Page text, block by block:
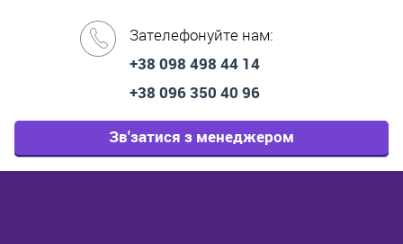
Зателефонуйте нам:
+38 098 498 44 14
+38 096 350 40 96
Зв'затися з менеджером